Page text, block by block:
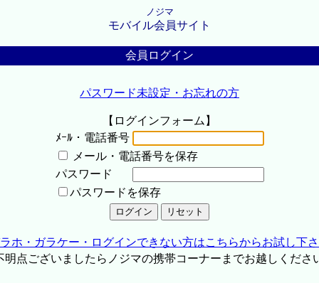
ノジマ
モバイル会員サイト
会員ログイン
パスワード未設定・お忘れの方
【ログインフォーム】
ﾒｰﾙ・電話番号
メール・電話番号を保存
パスワード
パスワードを保存
ホ・ガラケー・ログインできない方はこちらからお試し下
点ございましたらノジマの携帯コーナーまでお越しくださ